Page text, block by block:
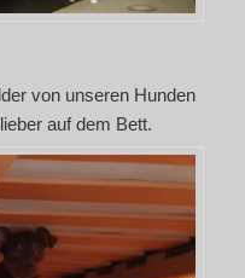
von unseren Hunden
auf dem Bett.